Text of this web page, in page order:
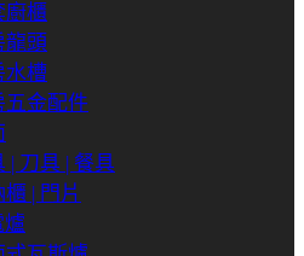
廚櫃
龍頭
水槽
五金配件
| 刀具 | 餐具
| 門片
爐